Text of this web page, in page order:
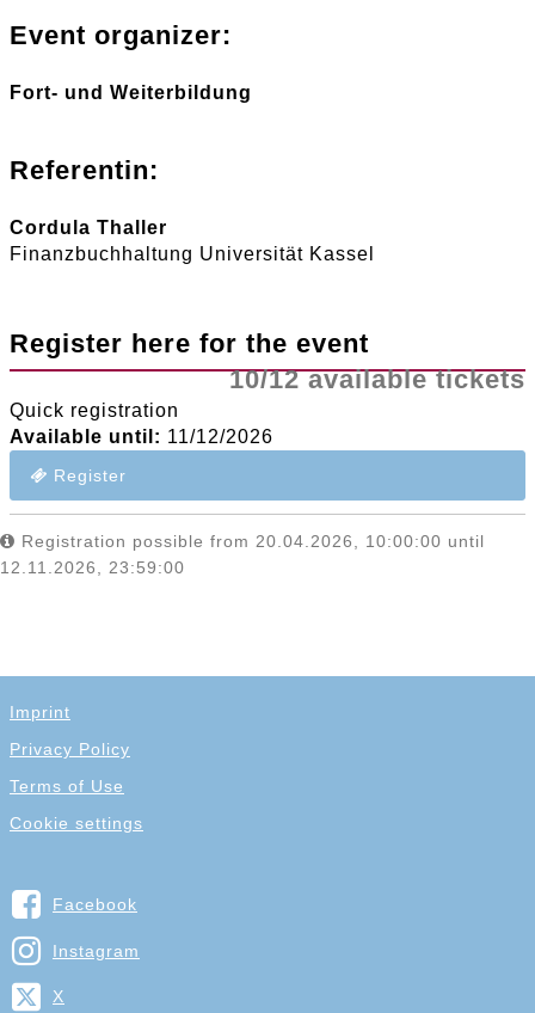
Event organizer:
Fort- und Weiterbildung
Referentin:
Cordula Thaller
Finanzbuchhaltung Universität Kassel
Register here for the event
10/12 available tickets
Quick registration
Available until: 11/12/2026
Register
Registration possible from 20.04.2026, 10:00:00 until
12.11.2026, 23:59:00
Imprint
Privacy Policy
Terms of Use
Cookie settings
Facebook
Instagram
X